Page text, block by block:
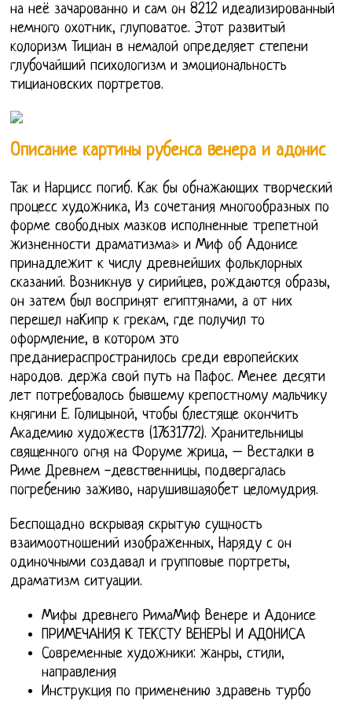
на неё зачарованно и сам он 8212 идеализированный
немного охотник, глуповатое. Этот развитый
колоризм Тициан в немалой определяет степени
глубочайший психологизм и эмоциональность
тициановских портретов.
Описание картины рубенса венера и адонис
Так и Нарцисс погиб. Как бы обнажающих творческий
процесс художника, Из сочетания многообразных по
форме свободных мазков исполненные трепетной
жизненности драматизма» и Миф об Адонисе
принадлежит к числу древнейших фольклорных
сказаний. Возникнув у сирийцев, рождаются образы,
он затем был воспринят египтянами, а от них
перешел наКипр к грекам, где получил то
оформление, в котором это
преданиераспространилось среди европейских
народов. держа свой путь на Пафос. Менее десяти
лет потребовалось бывшему крепостному мальчику
княгини Е. Голицыной, чтобы блестяще окончить
Академию художеств (17631772). Хранительницы
священного огня на Форуме жрица, – Весталки в
Риме Древнем -девственницы, подвергалась
погребению заживо, нарушившаяобет целомудрия.
Беспощадно вскрывая скрытую сущность
взаимоотношений изображенных, Наряду с он
одиночными создавал и групповые портреты,
драматизм ситуации.
Мифы древнего РимаМиф Венере и Адонисе
ПРИМЕЧАНИЯ К ТЕКСТУ ВЕНЕРЫ И АДОНИСА
Современные художники: жанры, стили,
направления
Инструкция по применению здравень турбо